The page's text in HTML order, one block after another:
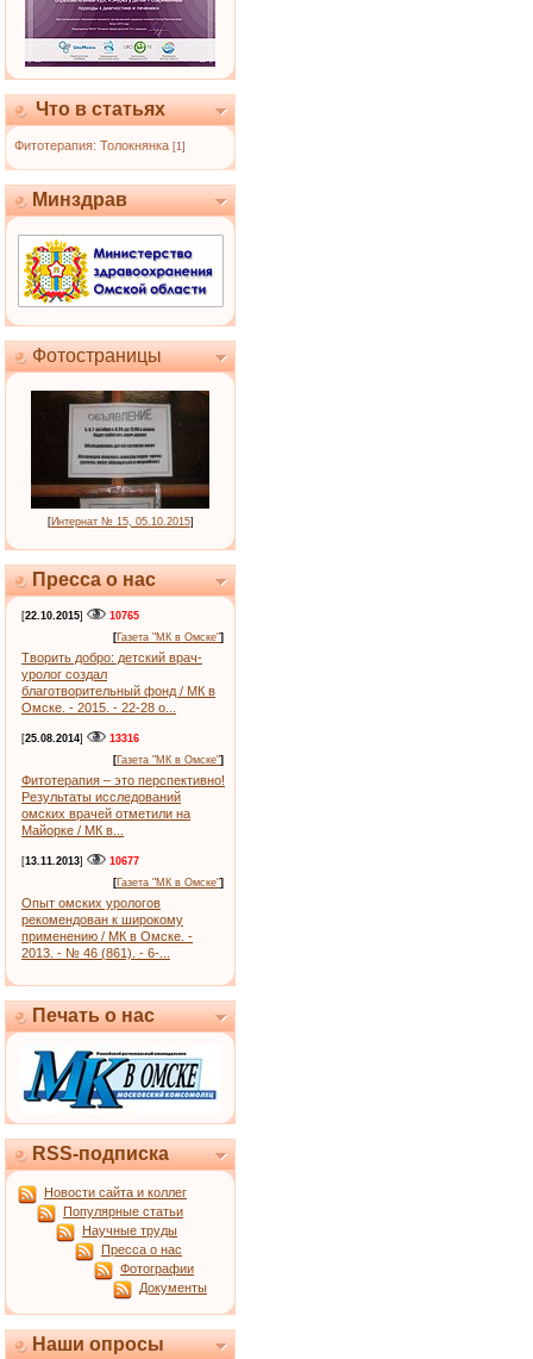
Что в статьях
Фитотерапия: Толокнянка [1]
Минздрав
Фотостраницы
[Интернат № 15, 05.10.2015]
Пресса о нас
[22.10.2015]
10765
[Газета "МК в Омске"]
Творить добро: детский врач-
уролог создал
благотворительный фонд / МК в
Омске. - 2015. - 22-28 о...
[25.08.2014]
13316
[Газета "МК в Омске"]
Фитотерапия – это перспективно!
Результаты исследований
омских врачей отметили на
Майорке / МК в...
[13.11.2013]
10677
[Газета "МК в Омске"]
Опыт омских урологов
рекомендован к широкому
применению / МК в Омске. -
2013. - № 46 (861). - 6-...
Печать о нас
RSS-подписка
Новости сайта и коллег
Популярные статьи
Научные труды
Пресса о нас
Фотографии
Документы
Наши опросы